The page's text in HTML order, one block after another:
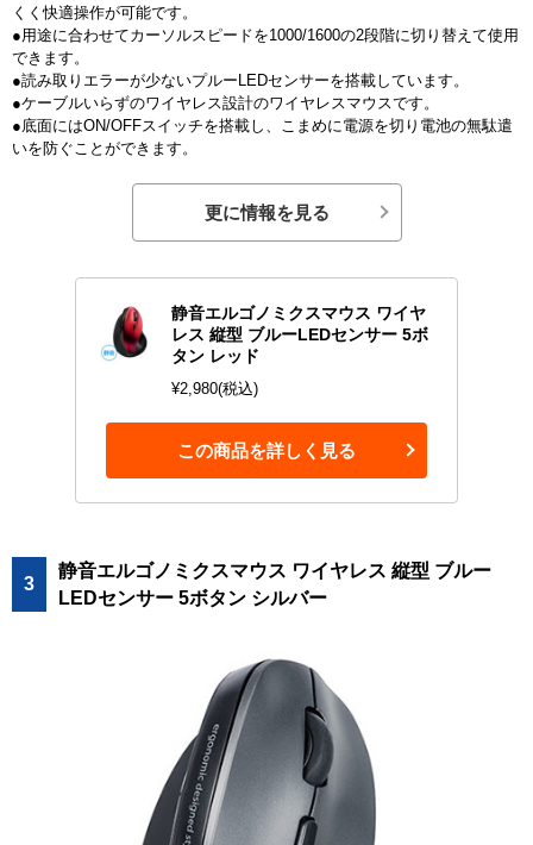
くく快適操作が可能です。
●用途に合わせてカーソルスピードを1000/1600の2段階に切り替えて使用
できます。
●読み取りエラーが少ないプルーLEDセンサーを搭載しています。
●ケーブルいらずのワイヤレス設計のワイヤレスマウスです。
●底面にはON/OFFスイッチを搭載し、こまめに電源を切り電池の無駄遣
いを防ぐことができます。
更に情報を見る
静音エルゴノミクスマウス ワイヤ
レス 縦型 ブルーLEDセンサー 5ボ
タン レッド
¥2,980(税込)
この商品を詳しく見る
3
静音エルゴノミクスマウス ワイヤレス 縦型 ブルー
LEDセンサー 5ボタン シルバー